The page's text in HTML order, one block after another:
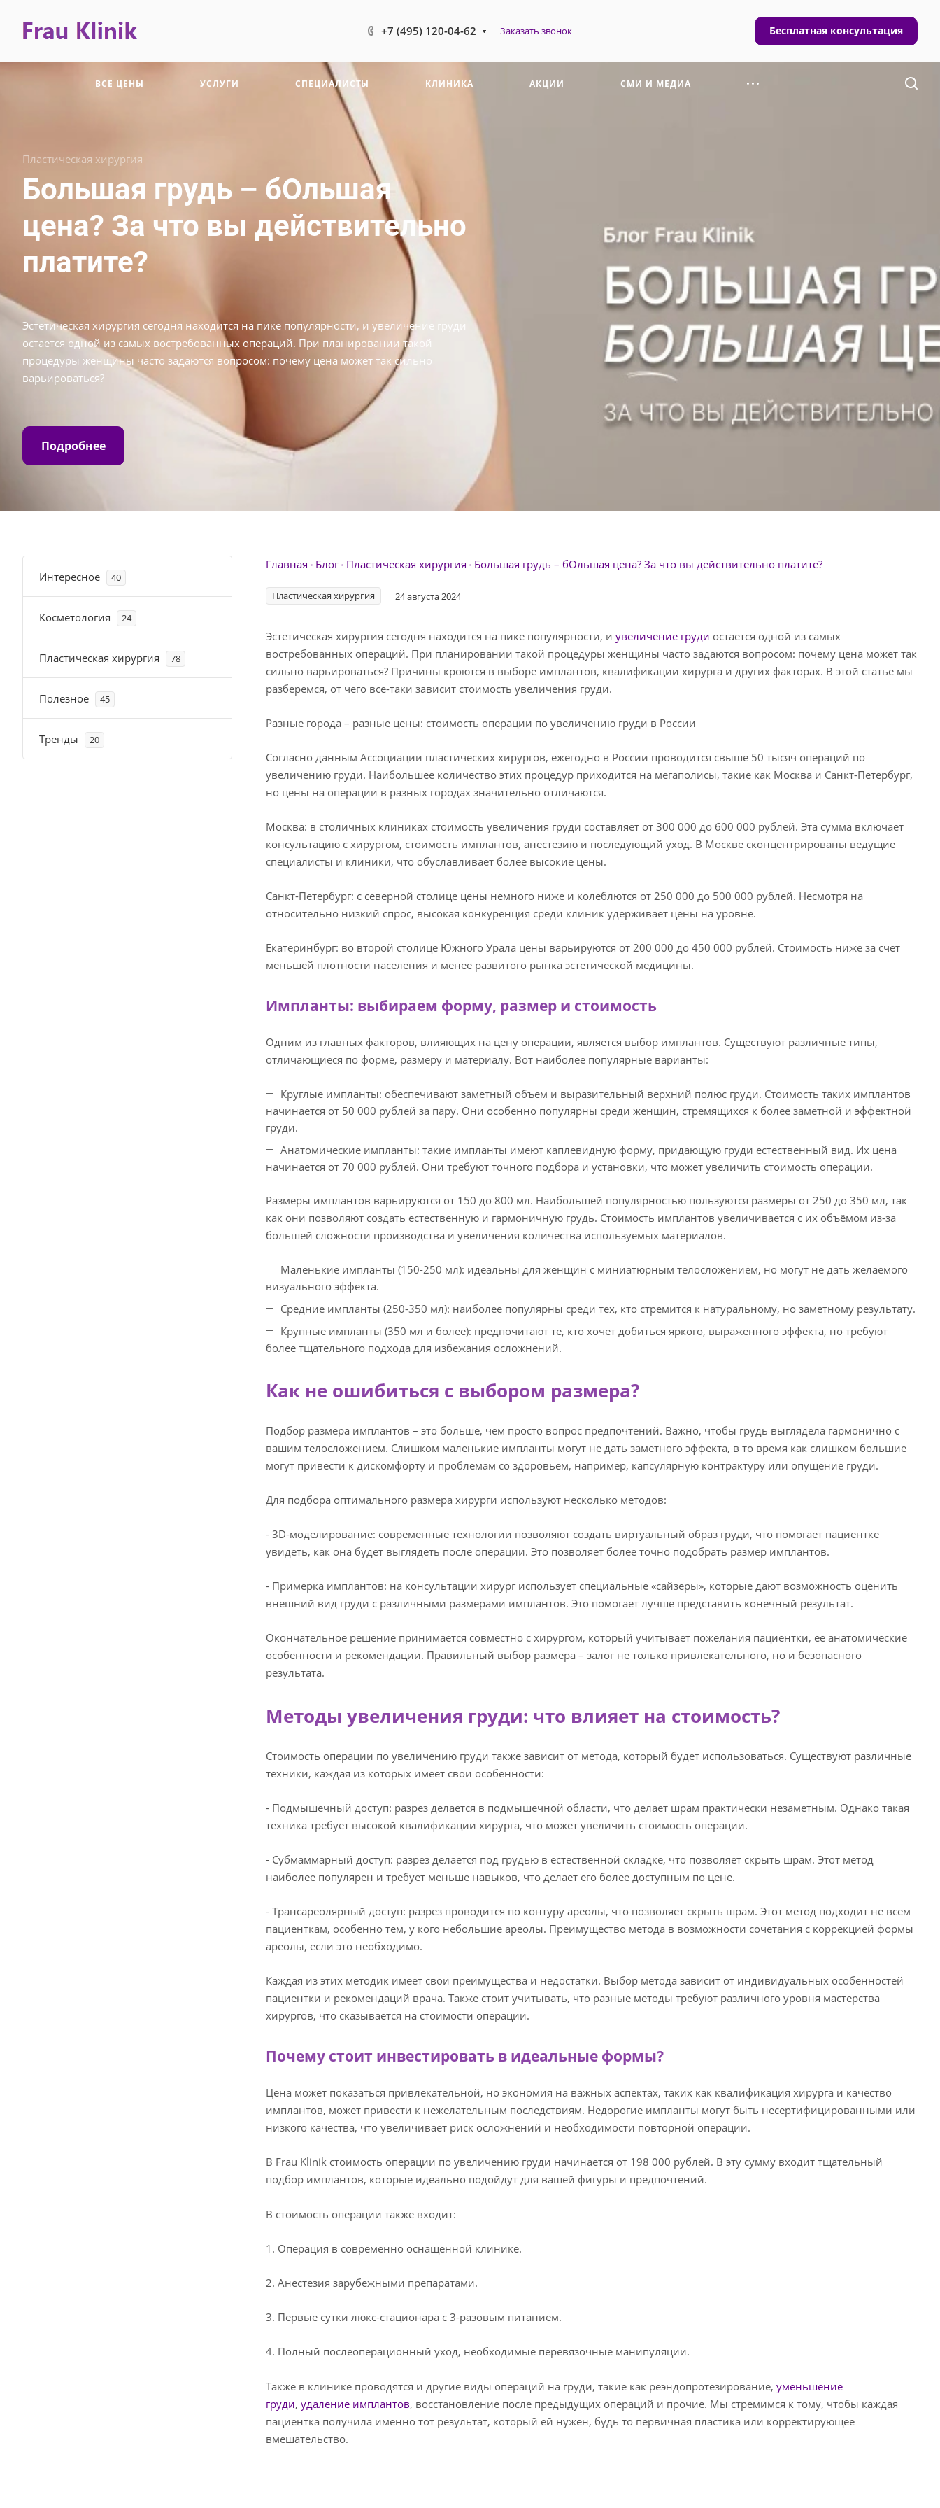
+7 (495) 120-04-62 Заказать звонок Бесплатная консультация
ВСЕ ЦЕНЫ УСЛУГИ СПЕЦИАЛИСТЫ КЛИНИКА АКЦИИ СМИ И МЕДИА
Пластическая хирургия
Большая грудь – бОльшая
цена? За что вы действительно
платите?
Эстетическая хирургия сегодня находится на пике популярности, и увеличение груди
остается одной из самых востребованных операций. При планировании такой
процедуры женщины часто задаются вопросом: почему цена может так сильно
варьироваться?
Подробнее
Главная Блог Пластическая хирургия Большая грудь – бОльшая цена? За что вы действительно платите?
Пластическая хирургия 24 августа 2024
Эстетическая хирургия сегодня находится на пике популярности, и увеличение груди остается одной из самых
востребованных операций. При планировании такой процедуры женщины часто задаются вопросом: почему цена может так
сильно варьироваться? Причины кроются в выборе имплантов, квалификации хирурга и других факторах. В этой статье мы
разберемся, от чего все-таки зависит стоимость увеличения груди.
Разные города – разные цены: стоимость операции по увеличению груди в России
Согласно данным Ассоциации пластических хирургов, ежегодно в России проводится свыше 50 тысяч операций по
увеличению груди. Наибольшее количество этих процедур приходится на мегаполисы, такие как Москва и Санкт-Петербург,
но цены на операции в разных городах значительно отличаются.
Москва: в столичных клиниках стоимость увеличения груди составляет от 300 000 до 600 000 рублей. Эта сумма включает
консультацию с хирургом, стоимость имплантов, анестезию и последующий уход. В Москве сконцентрированы ведущие
специалисты и клиники, что обуславливает более высокие цены.
Санкт-Петербург: с северной столице цены немного ниже и колеблются от 250 000 до 500 000 рублей. Несмотря на
относительно низкий спрос, высокая конкуренция среди клиник удерживает цены на уровне.
Екатеринбург: во второй столице Южного Урала цены варьируются от 200 000 до 450 000 рублей. Стоимость ниже за счёт
меньшей плотности населения и менее развитого рынка эстетической медицины.
Импланты: выбираем форму, размер и стоимость
Одним из главных факторов, влияющих на цену операции, является выбор имплантов. Существуют различные типы,
отличающиеся по форме, размеру и материалу. Вот наиболее популярные варианты:
Круглые импланты: обеспечивают заметный объем и выразительный верхний полюс груди. Стоимость таких имплантов
начинается от 50 000 рублей за пару. Они особенно популярны среди женщин, стремящихся к более заметной и эффектной
груди.
Анатомические импланты: такие импланты имеют каплевидную форму, придающую груди естественный вид. Их цена
начинается от 70 000 рублей. Они требуют точного подбора и установки, что может увеличить стоимость операции.
Размеры имплантов варьируются от 150 до 800 мл. Наибольшей популярностью пользуются размеры от 250 до 350 мл, так
как они позволяют создать естественную и гармоничную грудь. Стоимость имплантов увеличивается с их объёмом из-за
большей сложности производства и увеличения количества используемых материалов.
Маленькие импланты (150-250 мл): идеальны для женщин с миниатюрным телосложением, но могут не дать желаемого
визуального эффекта.
Средние импланты (250-350 мл): наиболее популярны среди тех, кто стремится к натуральному, но заметному результату.
Крупные импланты (350 мл и более): предпочитают те, кто хочет добиться яркого, выраженного эффекта, но требуют
более тщательного подхода для избежания осложнений.
Как не ошибиться с выбором размера?
Подбор размера имплантов – это больше, чем просто вопрос предпочтений. Важно, чтобы грудь выглядела гармонично с
вашим телосложением. Слишком маленькие импланты могут не дать заметного эффекта, в то время как слишком большие
могут привести к дискомфорту и проблемам со здоровьем, например, капсулярную контрактуру или опущение груди.
Для подбора оптимального размера хирурги используют несколько методов:
- 3D-моделирование: современные технологии позволяют создать виртуальный образ груди, что помогает пациентке
увидеть, как она будет выглядеть после операции. Это позволяет более точно подобрать размер имплантов.
- Примерка имплантов: на консультации хирург использует специальные «сайзеры», которые дают возможность оценить
внешний вид груди с различными размерами имплантов. Это помогает лучше представить конечный результат.
Окончательное решение принимается совместно с хирургом, который учитывает пожелания пациентки, ее анатомические
особенности и рекомендации. Правильный выбор размера – залог не только привлекательного, но и безопасного
результата.
Методы увеличения груди: что влияет на стоимость?
Стоимость операции по увеличению груди также зависит от метода, который будет использоваться. Существуют различные
техники, каждая из которых имеет свои особенности:
- Подмышечный доступ: разрез делается в подмышечной области, что делает шрам практически незаметным. Однако такая
техника требует высокой квалификации хирурга, что может увеличить стоимость операции.
- Субмаммарный доступ: разрез делается под грудью в естественной складке, что позволяет скрыть шрам. Этот метод
наиболее популярен и требует меньше навыков, что делает его более доступным по цене.
- Трансареолярный доступ: разрез проводится по контуру ареолы, что позволяет скрыть шрам. Этот метод подходит не всем
пациенткам, особенно тем, у кого небольшие ареолы. Преимущество метода в возможности сочетания с коррекцией формы
ареолы, если это необходимо.
Каждая из этих методик имеет свои преимущества и недостатки. Выбор метода зависит от индивидуальных особенностей
пациентки и рекомендаций врача. Также стоит учитывать, что разные методы требуют различного уровня мастерства
хирургов, что сказывается на стоимости операции.
Почему стоит инвестировать в идеальные формы?
Цена может показаться привлекательной, но экономия на важных аспектах, таких как квалификация хирурга и качество
имплантов, может привести к нежелательным последствиям. Недорогие импланты могут быть несертифицированными или
низкого качества, что увеличивает риск осложнений и необходимости повторной операции.
В Frau Klinik стоимость операции по увеличению груди начинается от 198 000 рублей. В эту сумму входит тщательный
подбор имплантов, которые идеально подойдут для вашей фигуры и предпочтений.
В стоимость операции также входит:
1. Операция в современно оснащенной клинике.
2. Анестезия зарубежными препаратами.
3. Первые сутки люкс-стационара с 3-разовым питанием.
4. Полный послеоперационный уход, необходимые перевязочные манипуляции.
Также в клинике проводятся и другие виды операций на груди, такие как реэндопротезирование, уменьшение
груди, удаление имплантов, восстановление после предыдущих операций и прочие. Мы стремимся к тому, чтобы каждая
пациентка получила именно тот результат, который ей нужен, будь то первичная пластика или корректирующее
вмешательство.
Интересное 40
Косметология 24
Пластическая хирургия 78
Полезное 45
Тренды 20